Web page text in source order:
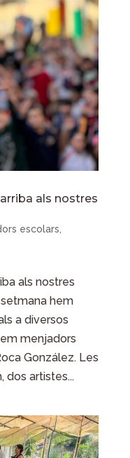
arriba als nostres
escolars,
als nostres
hem
a diversos
menjadors
González. Les
dos artistes...